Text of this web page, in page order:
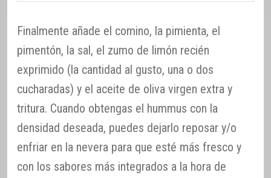
Finalmente añade el comino, la pimienta, el
pimentón, la sal, el zumo de limón recién
exprimido (la cantidad al gusto, una o dos
cucharadas) y el aceite de oliva virgen extra y
tritura. Cuando obtengas el hummus con la
densidad deseada, puedes dejarlo reposar y/o
enfriar en la nevera para que esté más fresco y
con los sabores más integrados a la hora de